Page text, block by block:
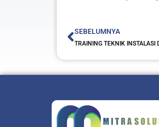
Prev
SEBELUMNYA
TRAINING TEKNIK INSTALASI